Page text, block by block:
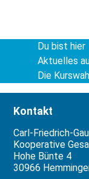
Du bist hier
Aktuelles
Die
Kontakt
Carl-Friedrich-
Kooperative
Hohe Bünte 4
30966